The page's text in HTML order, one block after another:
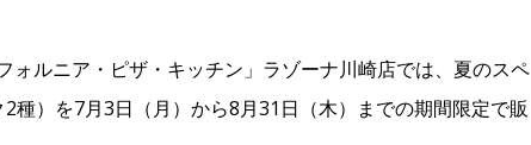
ォルニア・ピザ・キッチン」ラゾーナ川崎店では、夏のスペ
種）を7月3日（月）から8月31日（木）までの期間限定で販